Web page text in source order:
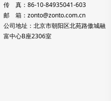
传 真：86-10-84935041-603
邮 箱：zonto@zonto.com.cn
公司地址：北京市朝阳区北苑路傲城融
富中心B座2306室